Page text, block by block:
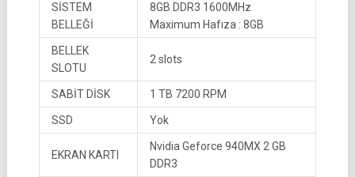
SİSTEM
BELLEĞİ
8GB DDR3 1600MHz
Maximum Hafıza : 8GB
BELLEK
SLOTU
2 slots
SABİT DİSK 1 TB 7200 RPM
SSD Yok
EKRAN KARTI
Nvidia Geforce 940MX 2 GB
DDR3